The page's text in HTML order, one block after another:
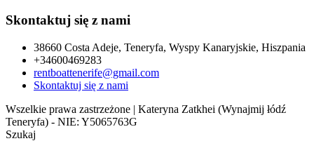
Skontaktuj się z nami
38660 Costa Adeje, Teneryfa, Wyspy Kanaryjskie, Hiszpania
+34600469283
rentboattenerife@gmail.com
Skontaktuj się z nami
Wszelkie prawa zastrzeżone | Kateryna Zatkhei (Wynajmij łódź
Teneryfa) - NIE: Y5065763G
Szukaj